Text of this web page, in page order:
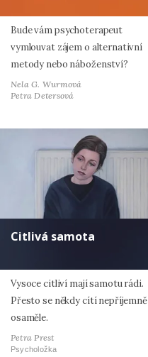
Bude vám psychoterapeut
vymlouvat zájem o alternativní
metody nebo náboženství?
Nela G. Wurmová
Petra Detersová
Citlivá samota
Vysoce citliví mají samotu rádi.
Přesto se někdy cítí nepříjemně
osaměle.
Petra Prest
Psycholožka